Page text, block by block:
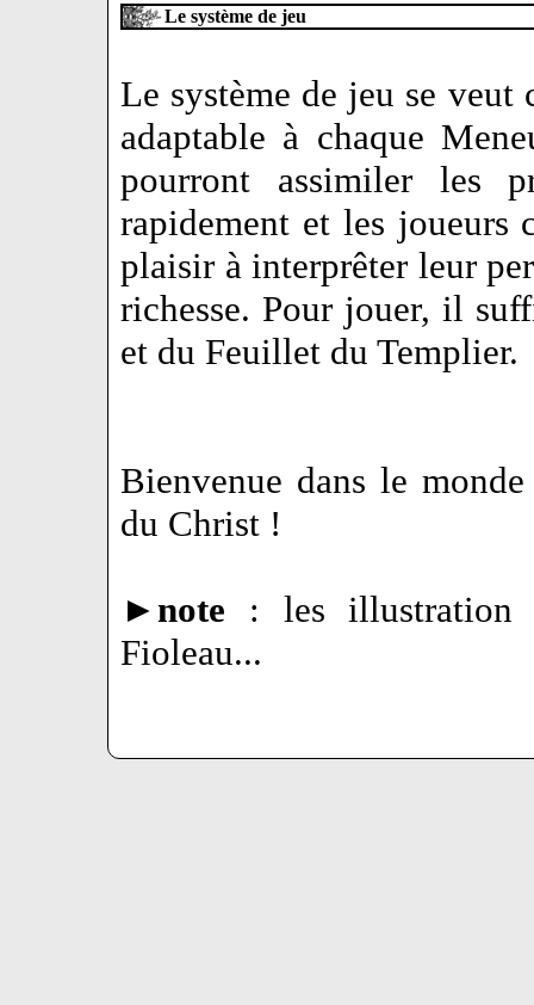
Le système de jeu
Le système de jeu se
adaptable à chaque
pourront assimiler les
rapidement et les joueurs
plaisir à interprêter leur
richesse. Pour jouer, il
et du Feuillet du Templier.
Bienvenue dans le
du Christ !
►note : les illustration
Fioleau...